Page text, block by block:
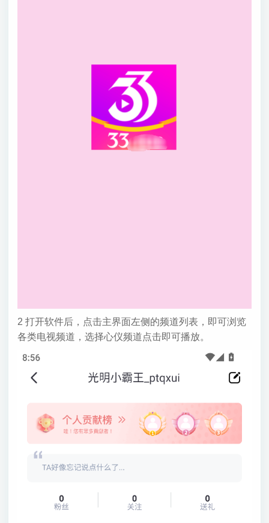
2 打开软件后，点击主界面左侧的频道列表，即可浏览
各类电视频道，选择心仪频道点击即可播放。